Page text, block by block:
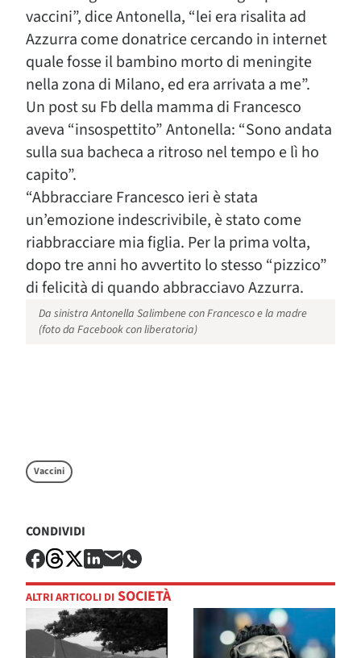
vaccini”, dice Antonella, “lei era risalita ad
Azzurra come donatrice cercando in internet
quale fosse il bambino morto di meningite
nella zona di Milano, ed era arrivata a me”.
Un post su Fb della mamma di Francesco
aveva “insospettito” Antonella: “Sono andata
sulla sua bacheca a ritroso nel tempo e lì ho
capito”.
“Abbracciare Francesco ieri è stata
un’emozione indescrivibile, è stato come
riabbracciare mia figlia. Per la prima volta,
dopo tre anni ho avvertito lo stesso “pizzico”
di felicità di quando abbracciavo Azzurra.
Da sinistra Antonella Salimbene con Francesco e la madre
(foto da Facebook con liberatoria)
Vaccini
CONDIVIDI
ALTRI ARTICOLI DI SOCIETÀ